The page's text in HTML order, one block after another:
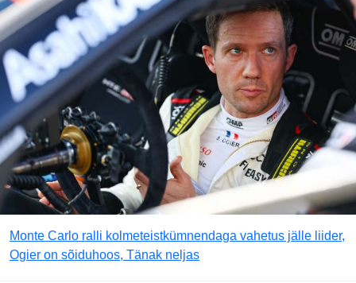
Monte Carlo ralli kolmeteistkümnendaga vahetus jälle liider,
Ogier on sõiduhoos, Tänak neljas